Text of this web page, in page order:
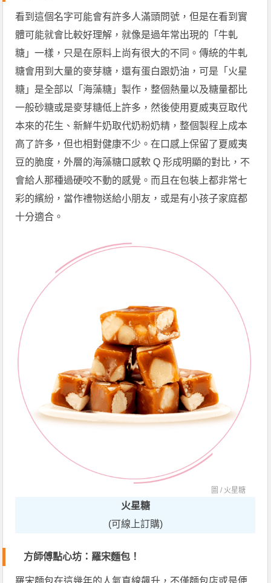
看到這個名字可能會有許多人滿頭問號，但是在看到實
體可能就會比較好理解，就像是過年常出現的「牛軋
糖」一樣，只是在原料上尚有很大的不同。傳統的牛軋
糖會用到大量的麥芽糖，還有蛋白跟奶油，可是「火星
糖」是全部以「海藻糖」製作，整個熱量以及糖量都比
一般砂糖或是麥芽糖低上許多，然後使用夏威夷豆取代
本來的花生、新鮮牛奶取代奶粉奶精，整個製程上成本
高了許多，但也相對健康不少。在口感上保留了夏威夷
豆的脆度，外層的海藻糖口感軟 Q 形成明顯的對比，不
會給人那種過硬咬不動的感覺。而且在包裝上都非常七
彩的繽紛，當作禮物送給小朋友，或是有小孩子家庭都
十分適合。
圖 / 火星糖
火星糖
(可線上訂購)
方師傅點心坊：羅宋麵包！